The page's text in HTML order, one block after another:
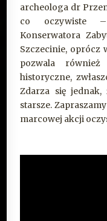
archeologa dr
co oczywiste –
Konserwatora
Szczecinie, oprócz
pozwala
historyczne,
Zdarza się
starsze.
marcowej akcji